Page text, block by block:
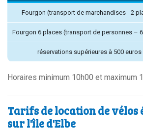
Fourgon (transport de marchandises - 2
Fourgon 6 places (transport de personnes –
réservations supérieures à 500 euros
Horaires minimum 10h00 et maximum
Tarifs de location de vélos
sur l'île d'Elbe